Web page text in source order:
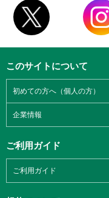
このサイトについて
初めての方へ（個人の方）
企業情報
ご利用ガイド
ご利用ガイド